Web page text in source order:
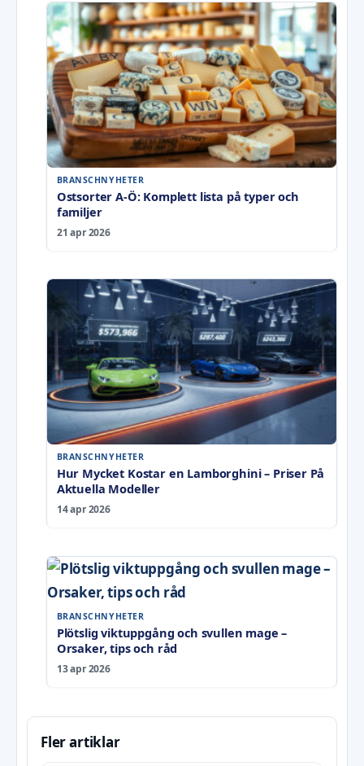
BRANSCHNYHETER
Ostsorter A-Ö: Komplett lista på typer och
familjer
21 apr 2026
BRANSCHNYHETER
Hur Mycket Kostar en Lamborghini – Priser På
Aktuella Modeller
14 apr 2026
BRANSCHNYHETER
Plötslig viktuppgång och svullen mage –
Orsaker, tips och råd
13 apr 2026
Fler artiklar